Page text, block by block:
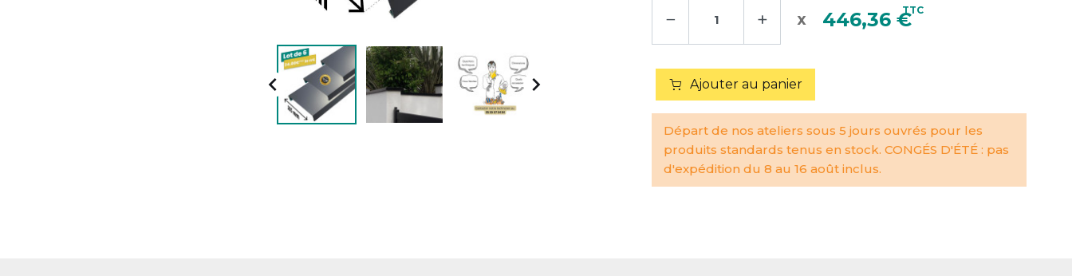
 
− + 446,36 €TTC
Ajouter au panier
Départ de nos ateliers sous 5 jours ouvrés pour les
produits standards tenus en stock. CONGÉS D'ÉTÉ : pas
d'expédition du 8 au 16 août inclus.